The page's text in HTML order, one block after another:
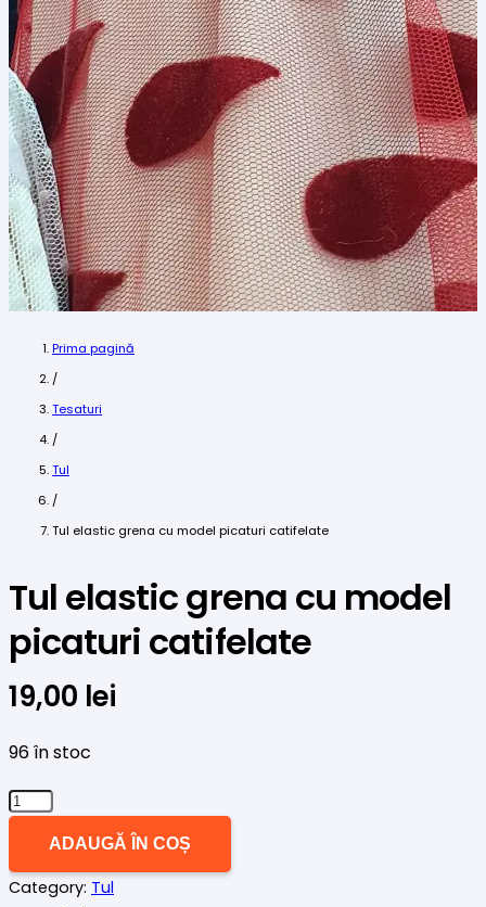
Prima pagină
/
Tesaturi
/
Tul
/
Tul elastic grena cu model picaturi catifelate
Tul elastic grena cu model
picaturi catifelate
19,00 lei
96 în stoc
Cantitate
grena
ADAUGĂ ÎN COȘ
Category: Tul